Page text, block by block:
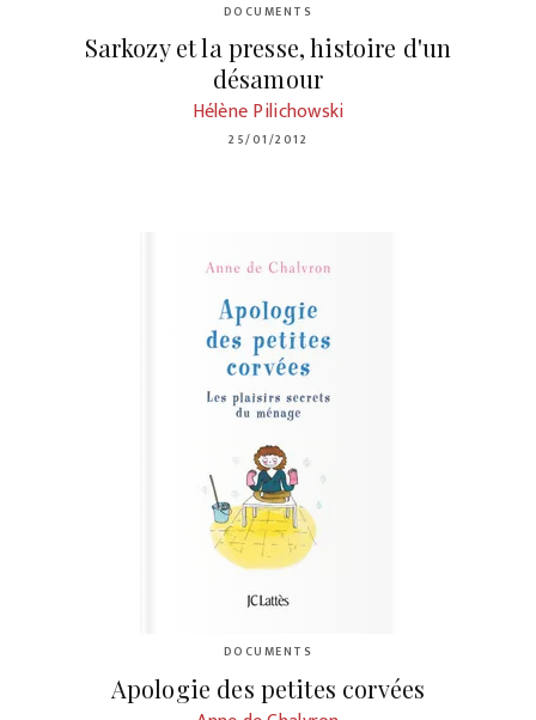
DOCUMENTS
Sarkozy et la presse, histoire d'un
désamour
Hélène Pilichowski
25/01/2012
DOCUMENTS
Apologie des petites corvées